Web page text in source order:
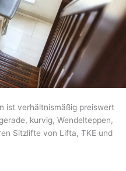
ist verhältnismäßig preiswert
kurvig, Wendelteppen,
Sitzlifte von Lifta, TKE und